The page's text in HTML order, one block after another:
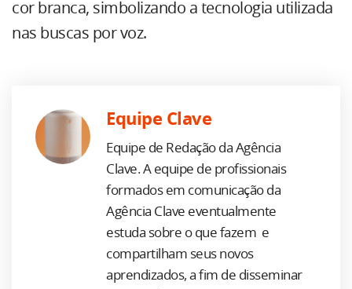
cor branca, simbolizando a tecnologia utilizada
nas buscas por voz.
Equipe Clave
Equipe de Redação da Agência
Clave. A equipe de profissionais
formados em comunicação da
Agência Clave eventualmente
estuda sobre o que fazem e
compartilham seus novos
aprendizados, a fim de disseminar